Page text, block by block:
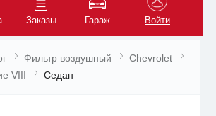
Заказы Гараж Войти
Фильтр воздушный
Chevrolet
VIII Седан